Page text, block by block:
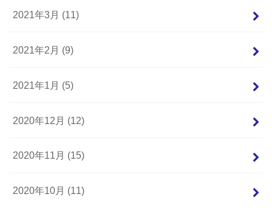
2021年3月 (11)
2021年2月 (9)
2021年1月 (5)
2020年12月 (12)
2020年11月 (15)
2020年10月 (11)